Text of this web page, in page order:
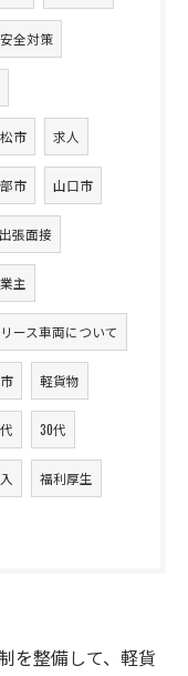
全対策
市 求人
市 山口市
出張面接
主
リース車両について
軽貨物
30代
福利厚生
を整備して、軽貨
ちら